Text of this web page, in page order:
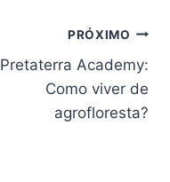
PRÓXIMO
Pretaterra Academy:
Como viver de
agrofloresta?